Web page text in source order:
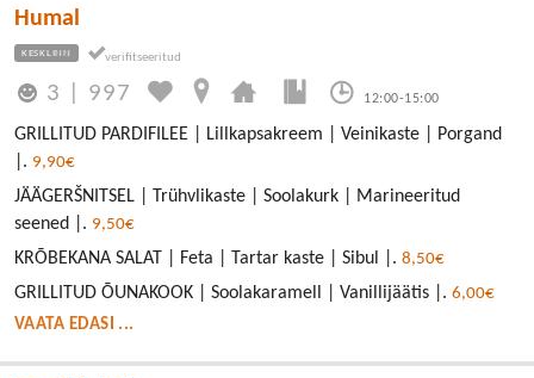
Humal
KESKLINN
3 997 12:00-15:00
GRILLITUD PARDIFILEE | Lillkapsakreem | Veinikaste | Porgand
|. 9,90€
JÄÄGERŠNITSEL | Trühvlikaste | Soolakurk | Marineeritud
seened |. 9,50€
KRÕBEKANA SALAT | Feta | Tartar kaste | Sibul |. 8,50€
GRILLITUD ÕUNAKOOK | Soolakaramell | Vanillijäätis |. 6,00€
VAATA EDASI ...